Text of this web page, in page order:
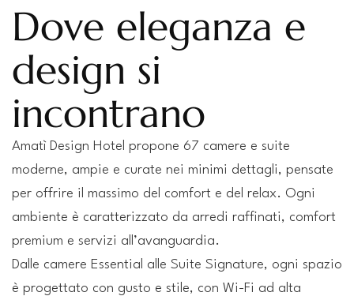
Dove eleganza e
design si
incontrano
Amatì Design Hotel propone 67 camere e suite
moderne, ampie e curate nei minimi dettagli, pensate
per offrire il massimo del comfort e del relax. Ogni
ambiente è caratterizzato da arredi raffinati, comfort
premium e servizi all’avanguardia.
Dalle camere Essential alle Suite Signature, ogni spazio
è progettato con gusto e stile, con Wi-Fi ad alta